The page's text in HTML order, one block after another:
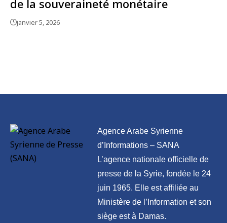
de la souveraineté monétaire
janvier 5, 2026
Agence Arabe Syrienne
d’Informations – SANA
L’agence nationale officielle de
presse de la Syrie, fondée le 24
juin 1965. Elle est affiliée au
Ministère de l’Information et son
siège est à Damas.